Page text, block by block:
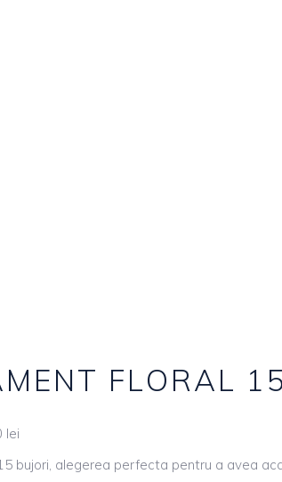
FLORAL
lei
bujori, alegerea perfecta pentru a avea